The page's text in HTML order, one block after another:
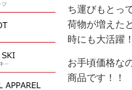
ち運びもとっ
荷物が増えた
時にも大活躍！
お手頃価格な
商品です！！